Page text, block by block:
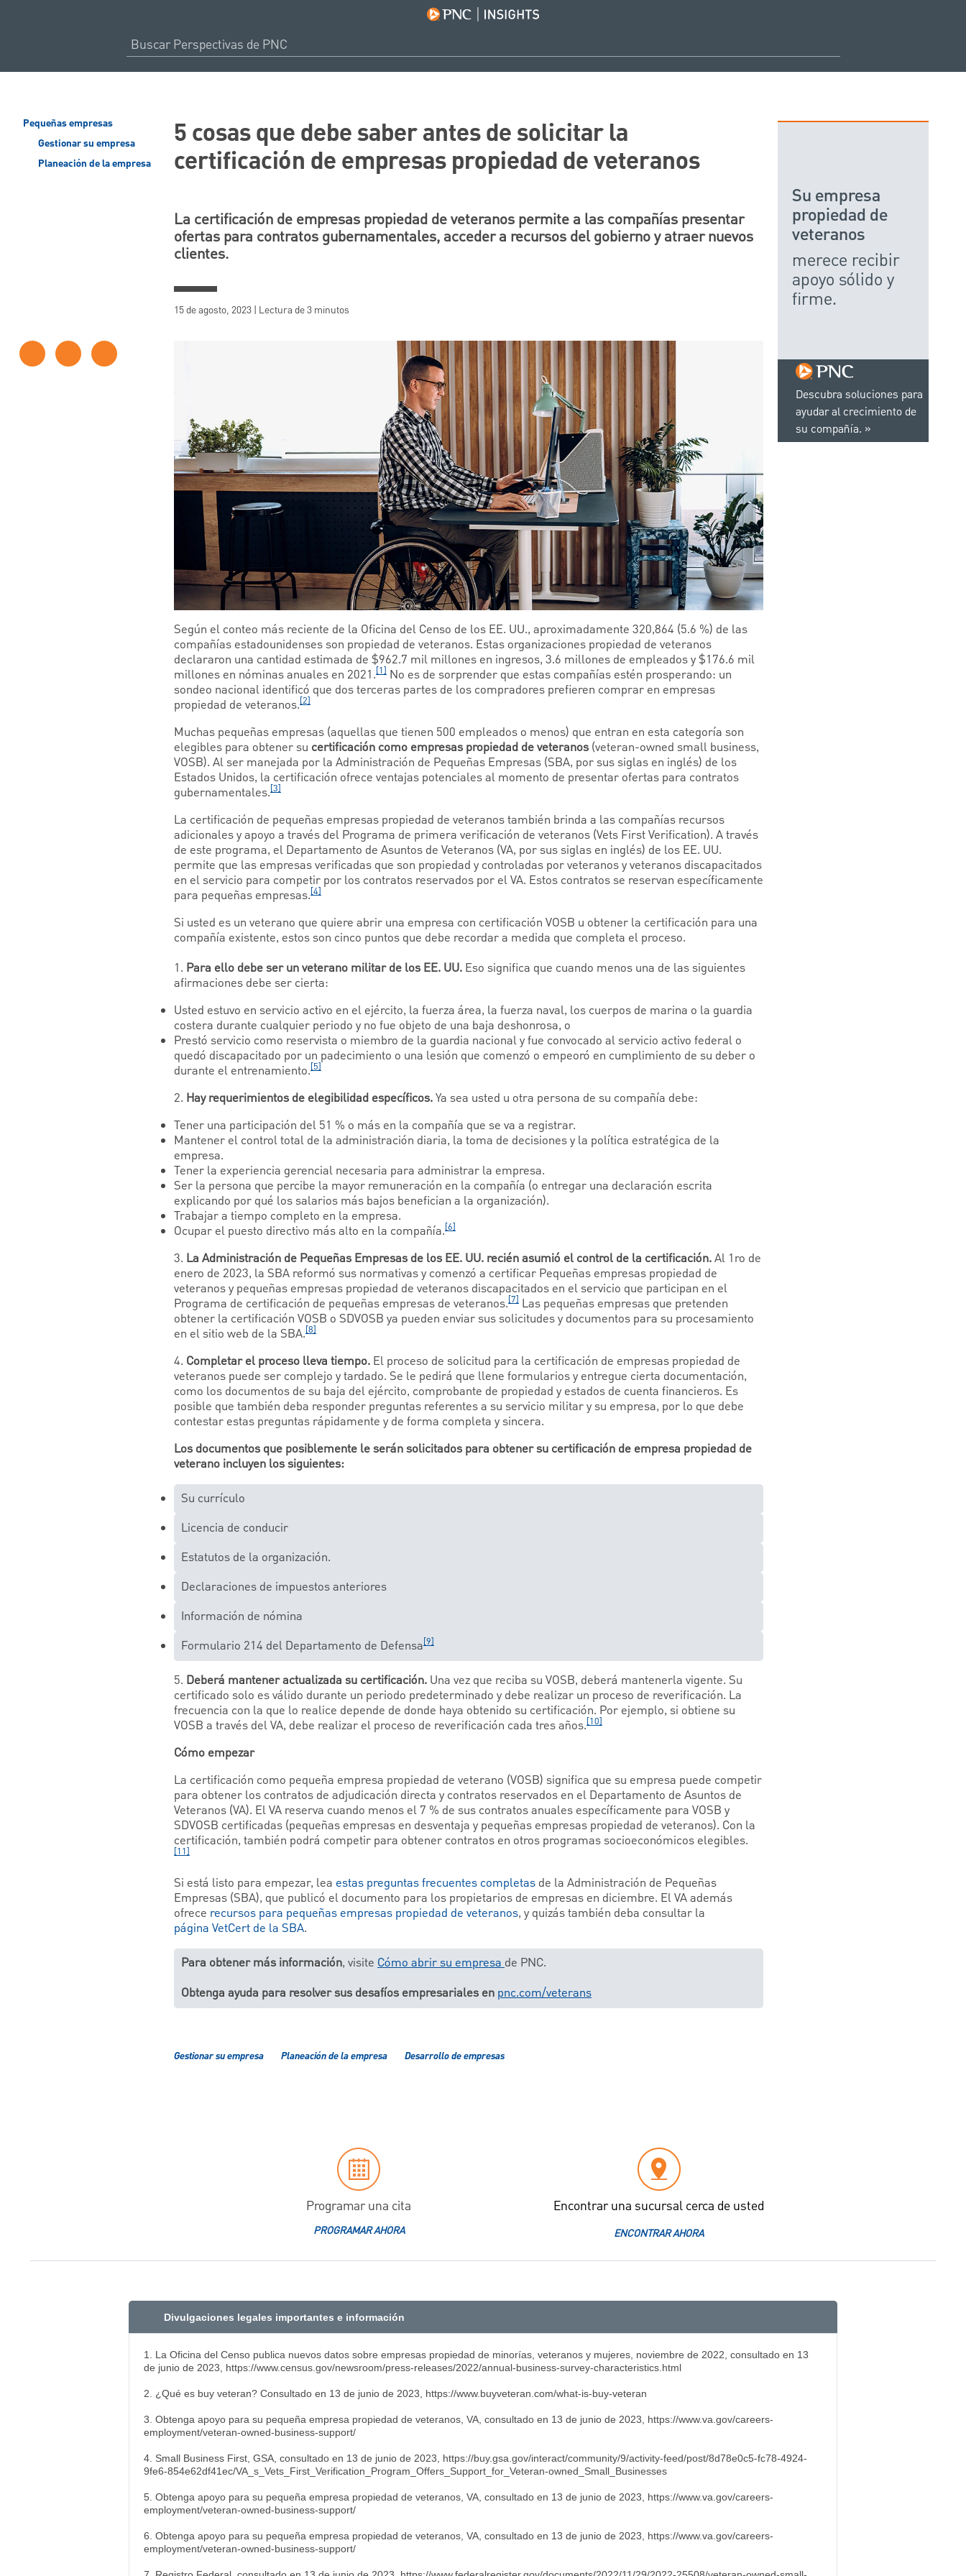
Pequeñas empresas
Gestionar su empresa
Planeación de la empresa
5 cosas que debe saber antes de solicitar la
certificación de empresas propiedad de veteranos
La certificación de empresas propiedad de veteranos permite a las compañías presentar
ofertas para contratos gubernamentales, acceder a recursos del gobierno y atraer nuevos
clientes.
15 de agosto, 2023 | Lectura de 3 minutos
Según el conteo más reciente de la Oficina del Censo de los EE. UU., aproximadamente 320,864 (5.6 %) de las
compañías estadounidenses son propiedad de veteranos. Estas organizaciones propiedad de veteranos
declararon una cantidad estimada de $962.7 mil millones en ingresos, 3.6 millones de empleados y $176.6 mil
millones en nóminas anuales en 2021.[1] No es de sorprender que estas compañías estén prosperando: un
sondeo nacional identificó que dos terceras partes de los compradores prefieren comprar en empresas
propiedad de veteranos.[2]
Muchas pequeñas empresas (aquellas que tienen 500 empleados o menos) que entran en esta categoría son
elegibles para obtener su certificación como empresas propiedad de veteranos (veteran-owned small business,
VOSB). Al ser manejada por la Administración de Pequeñas Empresas (SBA, por sus siglas en inglés) de los
Estados Unidos, la certificación ofrece ventajas potenciales al momento de presentar ofertas para contratos
gubernamentales.[3]
La certificación de pequeñas empresas propiedad de veteranos también brinda a las compañías recursos
adicionales y apoyo a través del Programa de primera verificación de veteranos (Vets First Verification). A través
de este programa, el Departamento de Asuntos de Veteranos (VA, por sus siglas en inglés) de los EE. UU.
permite que las empresas verificadas que son propiedad y controladas por veteranos y veteranos discapacitados
en el servicio para competir por los contratos reservados por el VA. Estos contratos se reservan específicamente
para pequeñas empresas.[4]
Si usted es un veterano que quiere abrir una empresa con certificación VOSB u obtener la certificación para una
compañía existente, estos son cinco puntos que debe recordar a medida que completa el proceso.
1. Para ello debe ser un veterano militar de los EE. UU. Eso significa que cuando menos una de las siguientes
afirmaciones debe ser cierta:
Usted estuvo en servicio activo en el ejército, la fuerza área, la fuerza naval, los cuerpos de marina o la guardia
costera durante cualquier periodo y no fue objeto de una baja deshonrosa, o
Prestó servicio como reservista o miembro de la guardia nacional y fue convocado al servicio activo federal o
quedó discapacitado por un padecimiento o una lesión que comenzó o empeoró en cumplimiento de su deber o
durante el entrenamiento.[5]
2. Hay requerimientos de elegibilidad específicos.Ya sea usted u otra persona de su compañía debe:
Tener una participación del 51 % o más en la compañía que se va a registrar.
Mantener el control total de la administración diaria, la toma de decisiones y la política estratégica de la
empresa.
Tener la experiencia gerencial necesaria para administrar la empresa.
Ser la persona que percibe la mayor remuneración en la compañía (o entregar una declaración escrita
explicando por qué los salarios más bajos benefician a la organización).
Trabajar a tiempo completo en la empresa.
Ocupar el puesto directivo más alto en la compañía.[6]
3. La Administración de Pequeñas Empresas de los EE. UU. recién asumió el control de la certificación.Al 1ro de
enero de 2023, la SBA reformó sus normativas y comenzó a certificar Pequeñas empresas propiedad de
veteranos y pequeñas empresas propiedad de veteranos discapacitados en el servicio que participan en el
Programa de certificación de pequeñas empresas de veteranos.[7] Las pequeñas empresas que pretenden
obtener la certificación VOSB o SDVOSB ya pueden enviar sus solicitudes y documentos para su procesamiento
en el sitio web de la SBA.[8]
4. Completar el proceso lleva tiempo. El proceso de solicitud para la certificación de empresas propiedad de
veteranos puede ser complejo y tardado. Se le pedirá que llene formularios y entregue cierta documentación,
como los documentos de su baja del ejército, comprobante de propiedad y estados de cuenta financieros. Es
posible que también deba responder preguntas referentes a su servicio militar y su empresa, por lo que debe
contestar estas preguntas rápidamente y de forma completa y sincera.
Los documentos que posiblemente le serán solicitados para obtener su certificación de empresa propiedad de
veterano incluyen los siguientes:
Su currículo
Licencia de conducir
Estatutos de la organización.
Declaraciones de impuestos anteriores
Información de nómina
Formulario 214 del Departamento de Defensa[9]
5. Deberá mantener actualizada su certificación. Una vez que reciba su VOSB, deberá mantenerla vigente. Su
certificado solo es válido durante un periodo predeterminado y debe realizar un proceso de reverificación. La
frecuencia con la que lo realice depende de donde haya obtenido su certificación. Por ejemplo, si obtiene su
VOSB a través del VA, debe realizar el proceso de reverificación cada tres años.[10]
Cómo empezar
La certificación como pequeña empresa propiedad de veterano (VOSB) significa que su empresa puede competir
para obtener los contratos de adjudicación directa y contratos reservados en el Departamento de Asuntos de
Veteranos (VA). El VA reserva cuando menos el 7 % de sus contratos anuales específicamente para VOSB y
SDVOSB certificadas (pequeñas empresas en desventaja y pequeñas empresas propiedad de veteranos). Con la
certificación, también podrá competir para obtener contratos en otros programas socioeconómicos elegibles.
[11]
Si está listo para empezar, lea estas preguntas frecuentes completas de la Administración de Pequeñas
Empresas (SBA), que publicó el documento para los propietarios de empresas en diciembre. El VA además
ofrece recursos para pequeñas empresas propiedad de veteranos, y quizás también deba consultar la
página VetCert de la SBA.
Para obtener más información, visite Cómo abrir su empresa de PNC.
Obtenga ayuda para resolver sus desafíos empresariales en pnc.com/veterans
Gestionar su empresa Planeación de la empresa Desarrollo de empresas
Descubra soluciones para
ayudar al crecimiento de
su compañía.
Su empresa
propiedad de
veteranos
merece recibir
apoyo sólido y
firme.
Programar una cita
PROGRAMAR AHORA
Encontrar una sucursal cerca de usted
ENCONTRAR AHORA
Divulgaciones legales importantes e información
1. La Oficina del Censo publica nuevos datos sobre empresas propiedad de minorías, veteranos y mujeres, noviembre de 2022, consultado en 13
de junio de 2023, https://www.census.gov/newsroom/press-releases/2022/annual-business-survey-characteristics.html
2. ¿Qué es buy veteran? Consultado en 13 de junio de 2023, https://www.buyveteran.com/what-is-buy-veteran
3. Obtenga apoyo para su pequeña empresa propiedad de veteranos, VA, consultado en 13 de junio de 2023, https://www.va.gov/careers-
employment/veteran-owned-business-support/
4. Small Business First, GSA, consultado en 13 de junio de 2023, https://buy.gsa.gov/interact/community/9/activity-feed/post/8d78e0c5-fc78-4924-
9fe6-854e62df41ec/VA_s_Vets_First_Verification_Program_Offers_Support_for_Veteran-owned_Small_Businesses
5. Obtenga apoyo para su pequeña empresa propiedad de veteranos, VA, consultado en 13 de junio de 2023, https://www.va.gov/careers-
employment/veteran-owned-business-support/
6. Obtenga apoyo para su pequeña empresa propiedad de veteranos, VA, consultado en 13 de junio de 2023, https://www.va.gov/careers-
employment/veteran-owned-business-support/